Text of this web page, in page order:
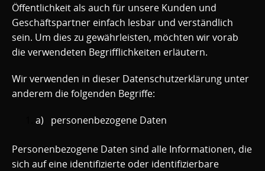
Öffentlichkeit als auch für unsere Kunden und
Geschäftspartner einfach lesbar und verständlich
sein. Um dies zu gewährleisten, möchten wir vorab
die verwendeten Begrifflichkeiten erläutern.
Wir verwenden in dieser Datenschutzerklärung unter
anderem die folgenden Begriffe:
a) personenbezogene Daten
Personenbezogene Daten sind alle Informationen, die
sich auf eine identifizierte oder identifizierbare